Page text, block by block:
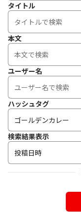
タイトル
本文
ユーザー名
ハッシュタグ
検索結果表示
投稿日時